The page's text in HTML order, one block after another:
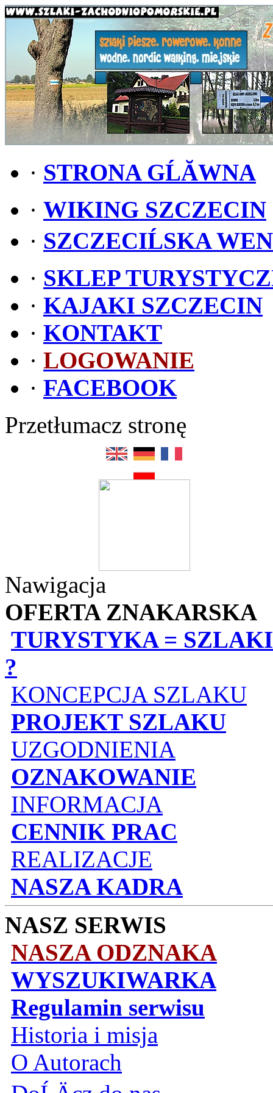
· STRONA GĹĂWNA
· WIKING SZCZECIN
· SZCZECIĹSKA
· SKLEP
· KAJAKI SZCZECIN
· KONTAKT
· LOGOWANIE
· FACEBOOK
Przetłumacz stronę
Nawigacja
OFERTA ZNAKARSKA
TURYSTYKA = SZLAKI
?
KONCEPCJA SZLAKU
PROJEKT SZLAKU
UZGODNIENIA
OZNAKOWANIE
INFORMACJA
CENNIK PRAC
REALIZACJE
NASZA KADRA
NASZ SERWIS
NASZA ODZNAKA
WYSZUKIWARKA
Regulamin serwisu
Historia i misja
O Autorach